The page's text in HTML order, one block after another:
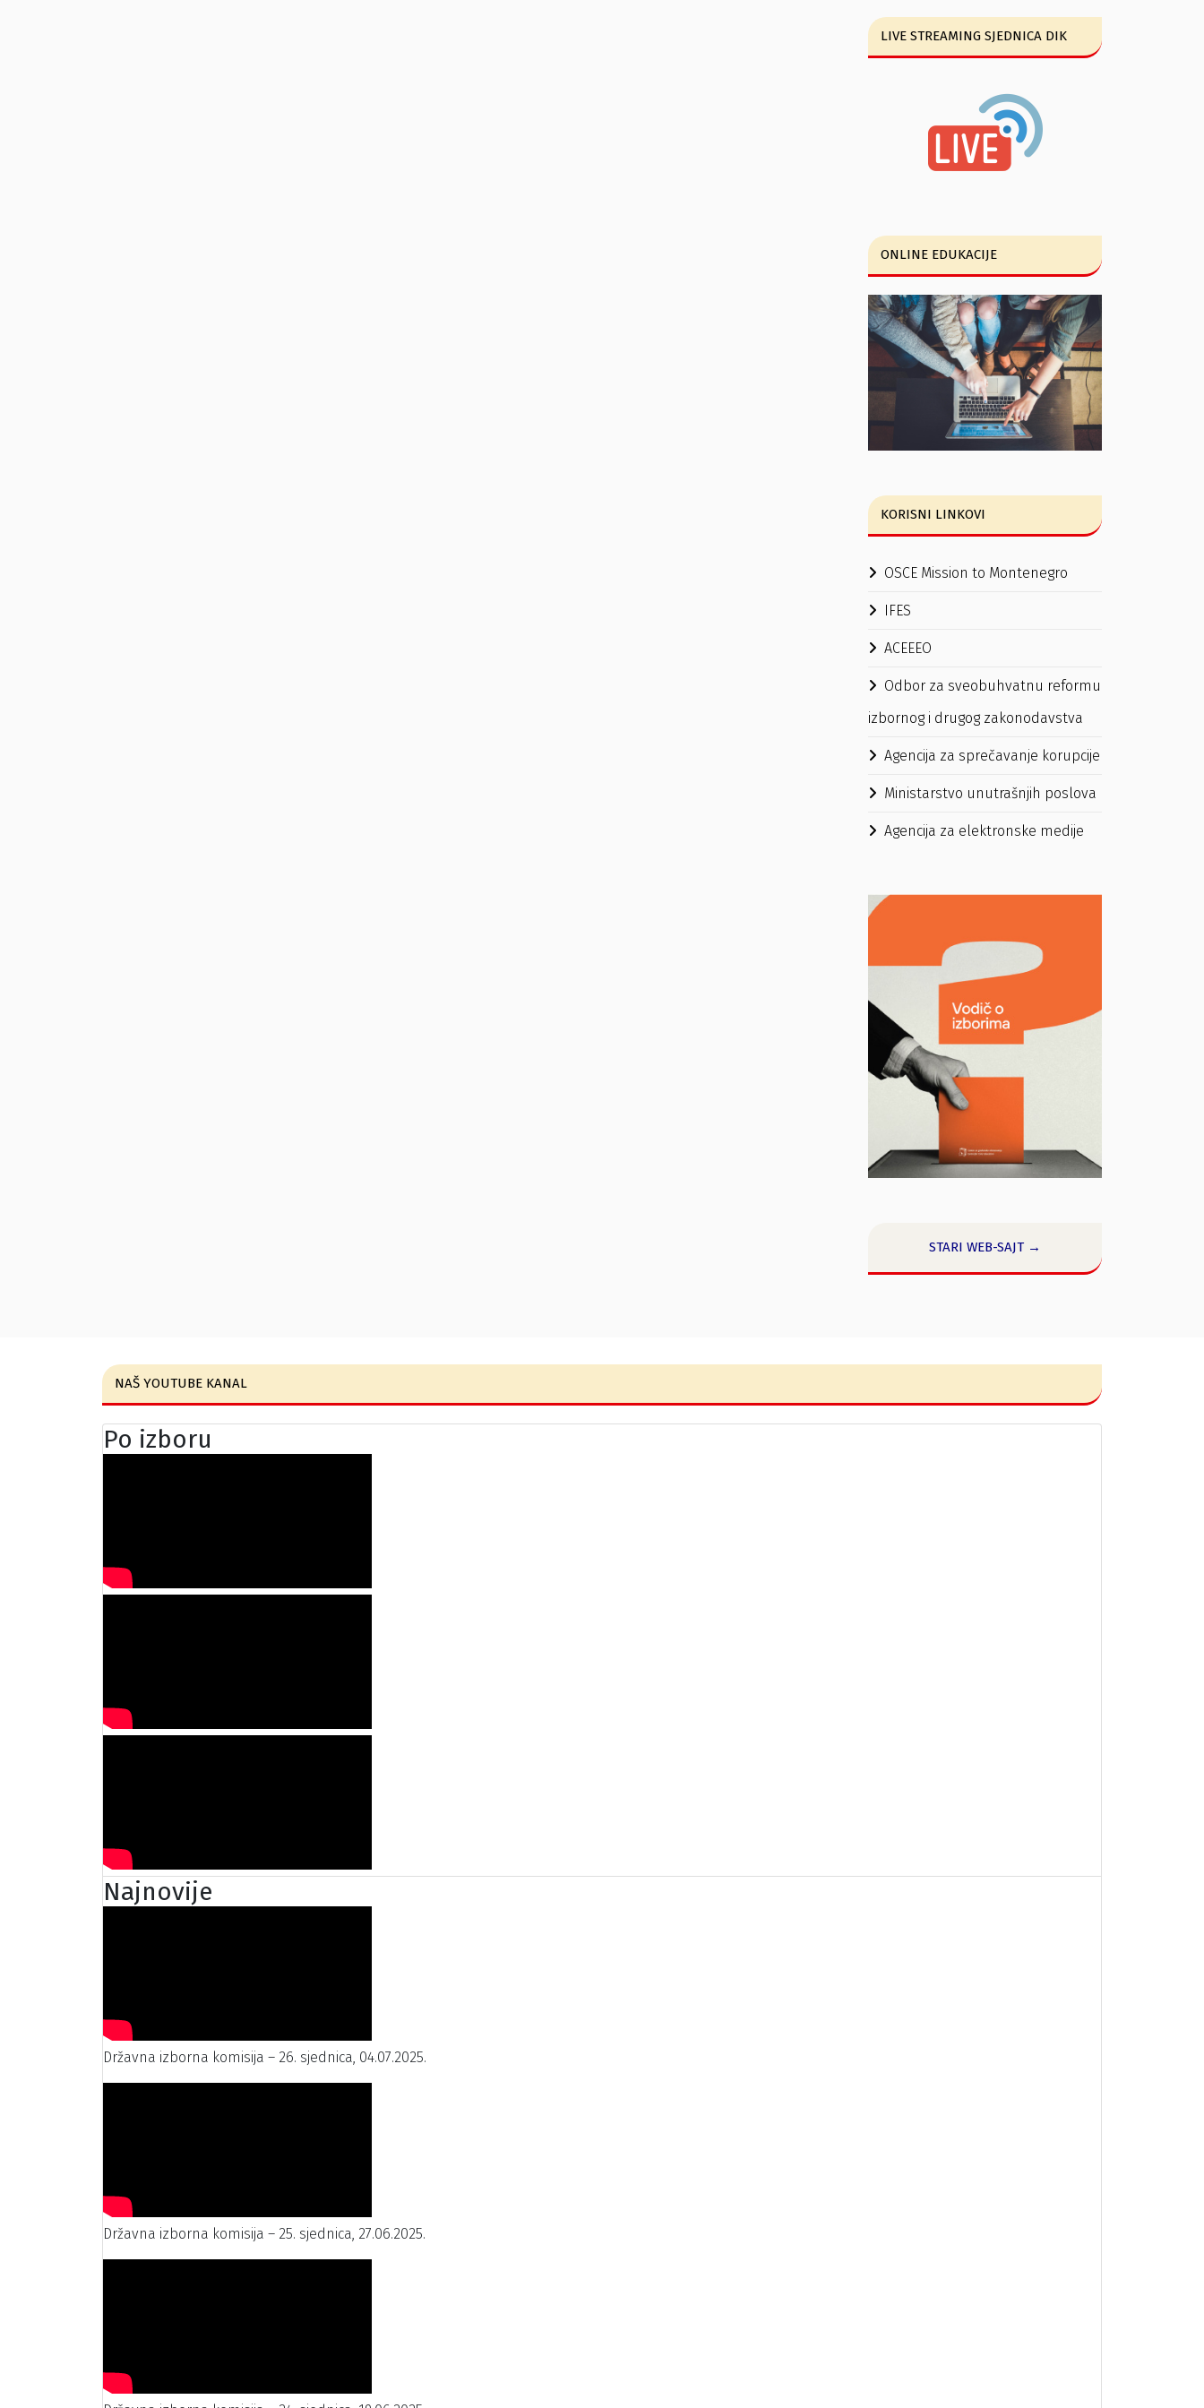
LIVE STREAMING SJEDNICA DIK
ONLINE EDUKACIJE
KORISNI LINKOVI
OSCE Mission to Montenegro
IFES
ACEEEO
Odbor za sveobuhvatnu reformu
izbornog i drugog zakonodavstva
Agencija za sprečavanje korupcije
Ministarstvo unutrašnjih poslova
Agencija za elektronske medije
STARI WEB-SAJT →
NAŠ YOUTUBE KANAL
Po izboru
Najnovije
Državna izborna komisija – 26. sjednica, 04.07.2025.
Državna izborna komisija – 25. sjednica, 27.06.2025.